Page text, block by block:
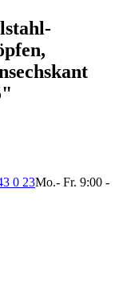
0 23Mo.- Fr. 9:00 -